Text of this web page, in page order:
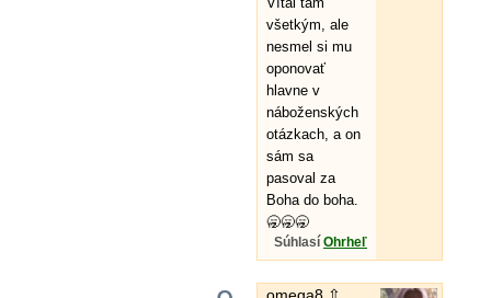
všetkým, ale
nesmel si mu
oponovať
hlavne v
náboženských
otázkach, a on
sám sa
pasoval za
Boha do boha.
🥱🥱🥱
Súhlasí Ohrheľ
omega8 ⇧